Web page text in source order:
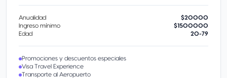
Anualidad
$20000
Ingreso mínimo
$1500000
Edad
20-79
Promociones y descuentos especiales
Visa Travel Experience
Transporte al Aeropuerto